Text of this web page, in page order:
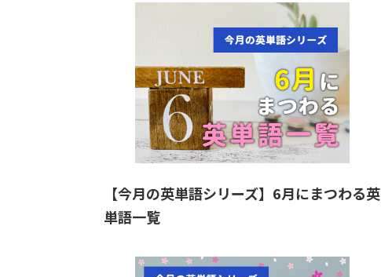
【今月の英単語シリーズ】6月にまつわる英
単語一覧